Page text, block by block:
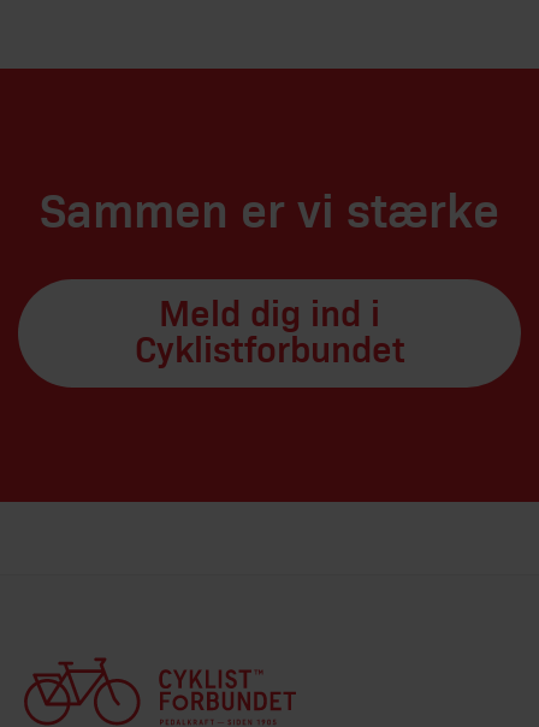
Sammen er vi stærke
Meld dig ind i
Cyklistforbundet